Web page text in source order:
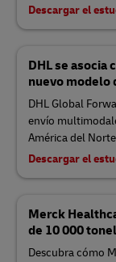
Descargar el
DHL se asocia
nuevo modelo
DHL Global
envío
América del
Descargar el
Merck
de 10 000
Descubra cómo